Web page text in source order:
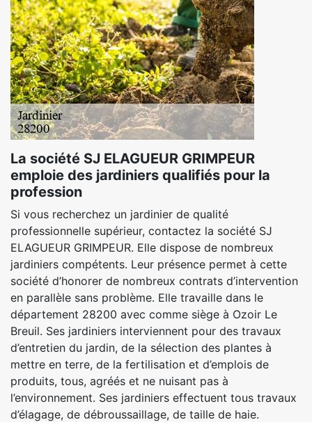
La société SJ ELAGUEUR GRIMPEUR
emploie des jardiniers qualifiés pour la
profession
Si vous recherchez un jardinier de qualité
professionnelle supérieur, contactez la société SJ
ELAGUEUR GRIMPEUR. Elle dispose de nombreux
jardiniers compétents. Leur présence permet à cette
société d’honorer de nombreux contrats d’intervention
en parallèle sans problème. Elle travaille dans le
département 28200 avec comme siège à Ozoir Le
Breuil. Ses jardiniers interviennent pour des travaux
d’entretien du jardin, de la sélection des plantes à
mettre en terre, de la fertilisation et d’emplois de
produits, tous, agréés et ne nuisant pas à
l’environnement. Ses jardiniers effectuent tous travaux
d’élagage, de débroussaillage, de taille de haie.